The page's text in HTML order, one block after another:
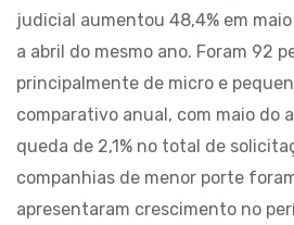
judicial aumentou 48,4% em
a abril do mesmo ano. Foram 92
principalmente de micro e
comparativo anual, com maio do
queda de 2,1% no total de
companhias de menor porte
apresentaram crescimento no